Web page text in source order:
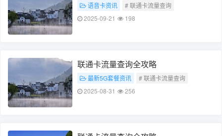
语音卡资讯
# 联通卡流量查询
# 流量查询全攻略
2025-09-21 198
联通卡流量查询全攻略
最新5G套餐资讯
# 联通卡流量查询
# 流量查询全攻略
2025-08-31 256